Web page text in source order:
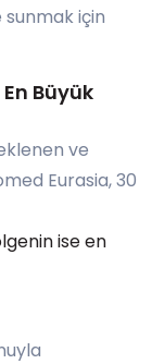
sunmak için
En Büyük
ve
Eurasia, 30
ise en